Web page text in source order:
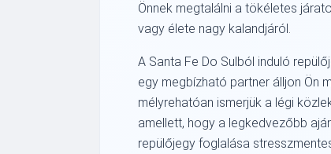
Önnek megtalálni a tökéletes
vagy élete nagy kalandjáról.
A Santa Fe Do Sulból induló
egy megbízható partner álljon Ön
mélyrehatóan ismerjük a légi
amellett, hogy a legkedvezőbb
repülőjegy foglalása